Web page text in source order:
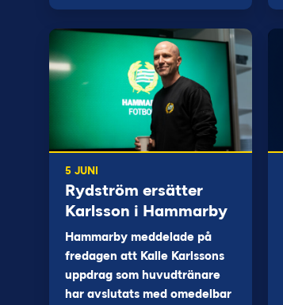
5 JUNI
Rydström ersätter
Karlsson i Hammarby
Hammarby meddelade på
fredagen att Kalle Karlssons
uppdrag som huvudtränare
har avslutats med omedelbar